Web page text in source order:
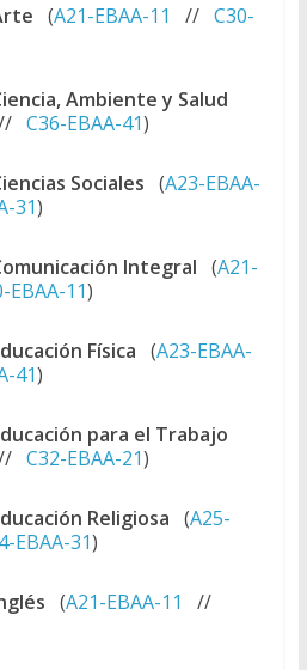
(A21-EBAA-11 // C30-
Ambiente y Salud
C36-EBAA-41)
Sociales (A23-EBAA-
31)
Integral (A21-
EBAA-11)
Física (A23-EBAA-
41)
para el Trabajo
C32-EBAA-21)
Religiosa (A25-
EBAA-31)
(A21-EBAA-11
//